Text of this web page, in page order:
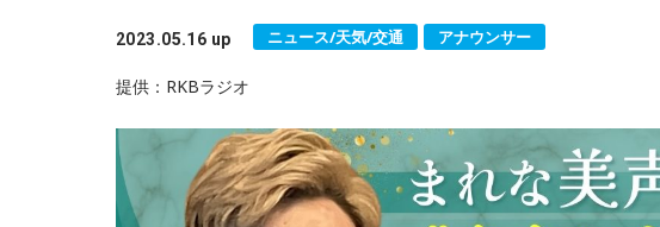
2023.05.16 up ニュース/天気/交通 アナウンサー
提供：RKBラジオ